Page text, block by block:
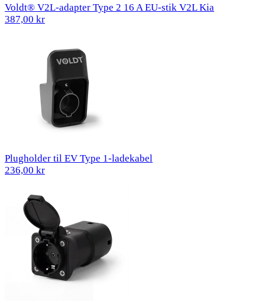
Voldt® V2L-adapter Type 2 16 A EU-stik V2L Kia
387,00 kr
Plugholder til EV Type 1-ladekabel
236,00 kr